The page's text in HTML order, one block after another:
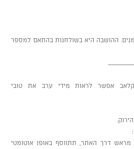
ההושבה היא בשולחנות בהתאם למספר
אפשר לראות מידי ערב את טובי
דרך האתר, תתווסף באופן אוטומטי